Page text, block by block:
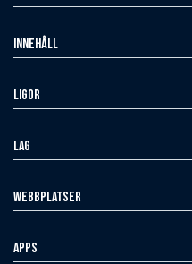
Innehåll
Ligor
Lag
Webbplatser
Apps